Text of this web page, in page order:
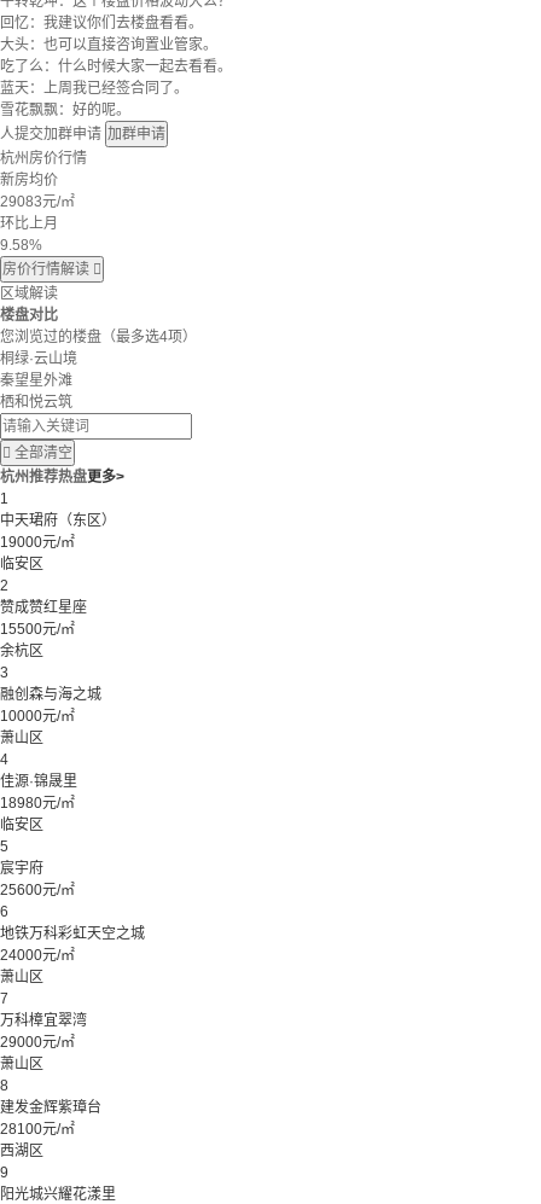
回忆：我建议你们去楼盘看看。
大头：也可以直接咨询置业管家。
吃了么：什么时候大家一起去看看。
蓝天：上周我已经签合同了。
雪花飘飘：好的呢。
人提交加群申请 加群申请
杭州房价行情
新房均价
29083元/㎡
环比上月
9.58%
房价行情解读 
区域解读
楼盘对比
您浏览过的楼盘 （最多选4项）
桐绿·云山境
秦望星外滩
栖和悦云筑
 全部清空
杭州推荐热盘更多>
1
中天珺府（东区）
19000元/㎡
临安区
2
赞成赞红星座
15500元/㎡
余杭区
3
融创森与海之城
10000元/㎡
萧山区
4
佳源·锦晟里
18980元/㎡
临安区
5
宸宇府
25600元/㎡
6
地铁万科彩虹天空之城
24000元/㎡
萧山区
7
万科樟宜翠湾
29000元/㎡
萧山区
8
建发金辉紫璋台
28100元/㎡
西湖区
9
阳光城兴耀花漾里